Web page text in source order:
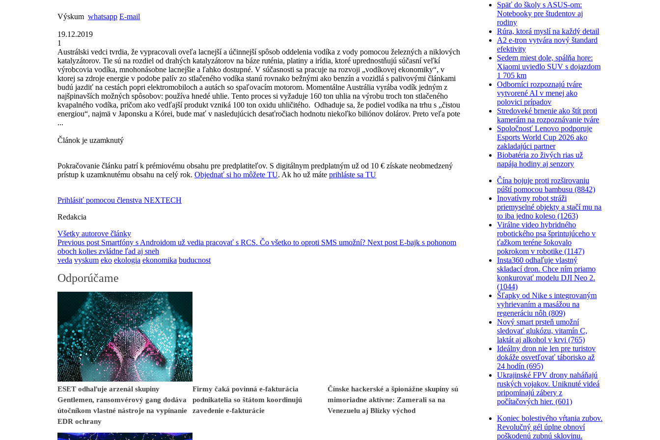
Výskum whatsapp E-mail
19.12.2019
1
Austrálski vedci tvrdia, že vypracovali oveľa lacnejší a účinnejší spôsob oddelenia vodíka z vody pomocou železných a niklových
katalyzátorov. Tie sú na rozdiel od drahých katalyzátorov na báze ruténia, platiny a irídia, ktoré uprednostňujú súčasní veľkí
výrobcovia vodíka, mnohonásobne lacnejšie a ľahko dostupné. V súčasnosti sa pracuje na rozvoji „vodíkovej ekonomiky“, v
ktorej sa zdroje energie v podobe palív zo stlačeného vodíka stanú rovnako bežnými ako benzín a vozidlá s palivovými článkami
budú jazdiť na cestách popri elektromobiloch a autách so spaľovacím motorom. Momentálne Austrália vyrába vodík jedným z
najšpinavších možných spôsobov: používa hnedé uhlie. Tento proces si vyžaduje 160 ton uhlia na výrobu troch ton stlačeného
kvapalného vodíka, pričom ako vedľajší produkt vzniká 100 ton oxidu uhličitého. Odhaduje sa, že podiel vodíka na trhu s „čistou
energiou“, najmä v Japonsku a Kórei, bude mať v nasledujúcich desaťročiach hodnotu niekoľko biliónov dolárov. Preto veľa pote
...
Článok je uzamknutý
Pokračovanie článku patrí k prémiovému obsahu pre predplatiteľov. S digitálnym predplatným už od 10 € získate neobmedzený
prístup k uzamknutému obsahu na celý rok. Objednať si ho môžete TU. Ak ho už máte prihláste sa TU
Prihlásiť pomocou členstva NEXTECH
Redakcia
Všetky autorove články
Previous post Smartfóny s Androidom už vedia pracovať s RCS. Čo všetko to oproti SMS umožní? Next post E-bajk s pohonom
oboch kolies zvládne ľad aj sneh
veda vyskum eko ekologia ekonomika buducnost
Odporúčame
ESET odhaľuje arzenál skupiny
Gentlemen, ransomvérový gang dodáva
útočníkom vlastné nástroje na vypínanie
EDR ochrany
Firmy čaká povinná e-fakturácia
podnikatelia so štátom koordinujú
zavedenie e-fakturácie
Čínske hackerské a špionážne skupiny sú
mimoriadne aktívne: Zamerali sa na
Venezuelu aj Blízky východ
Späť do školy s ASUS-om:
Notebooky pre študentov aj
rodiny
Rúra, ktorá myslí na každý detail
A2 e-tron vytvára nový štandard
efektivity
Sedem miest dole, spálňa hore:
Xiaomi uviedlo SUV s dojazdom
1 705 km
Odborníci rozpoznajú tváre
vytvorené AI v menej ako
polovici prípadov
Stredoveké brnenie ako štít proti
kamerám na rozpoznávanie tváre
Spoločnosť Lenovo podporuje
Esports World Cup 2026 ako
zakladajúci partner
Biobatéria zo živých rias už
napája hodiny aj senzory
Čína bojuje proti rozširovaniu
púští pomocou bambusu (8842)
Inovatívny robot stráži
priemyselné objekty a stačí mu na
to iba jedno koleso (1263)
Virálne video hybridného
robotického psa šprintujúceho v
ťažkom teréne šokovalo
pokrokom v robotike (1147)
Insta360 odhaľuje vlastný
skladací dron. Chce ním priamo
konkurovať modelu DJI Neo 2.
(1044)
Šľapky od Nike s integrovaným
vyhrievaním a masážou na
regeneráciu nôh (809)
Nový smart prsteň umožní
sledovať glukózu, vitamín C,
laktát aj alkohol v krvi (765)
Ideálny dron nie len pre turistov
dokáže osvetľovať táborisko až
24 hodín (695)
Ukrajinské FPV drony naháňajú
ruských vojakov. Uniknuté videá
pripomínajú zábery z
počítačových hier. (601)
Koniec bolestivého vŕtania zubov.
Revolučný gél úplne obnoví
poškodenú zubnú sklovinu.